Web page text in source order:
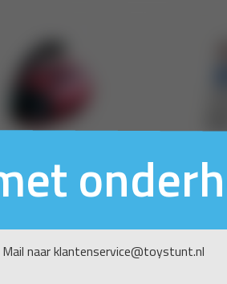
naar klantenservice@toystunt.nl